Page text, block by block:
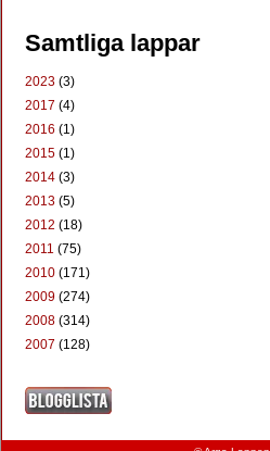
Samtliga lappar
2023 (3)
2017 (4)
2016 (1)
2015 (1)
2014 (3)
2013 (5)
2012 (18)
2011 (75)
2010 (171)
2009 (274)
2008 (314)
2007 (128)